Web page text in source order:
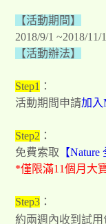
【活動期間】
2018/9/1 ~2018/11/
【活動辦法】
Step1 ：
活動期間申請加入
Step2 ：
免費索取 【
*僅限滿11個月大
Step3 ：
約兩週內收到試